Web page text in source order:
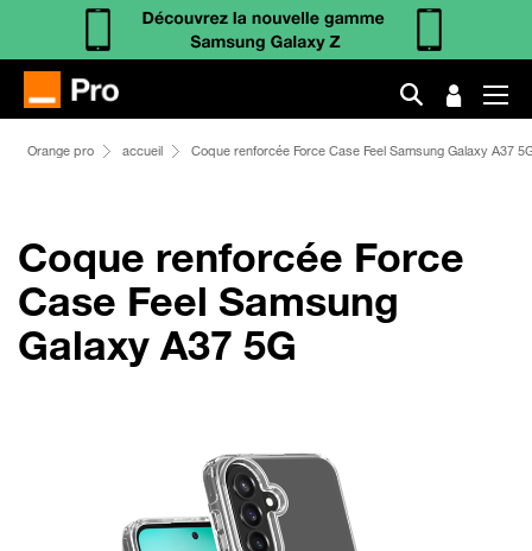
Orange pro accueil Coque renforcée Force Case Feel Samsung Galaxy A37
Coque renforcée Force
Case Feel Samsung
Galaxy A37 5G